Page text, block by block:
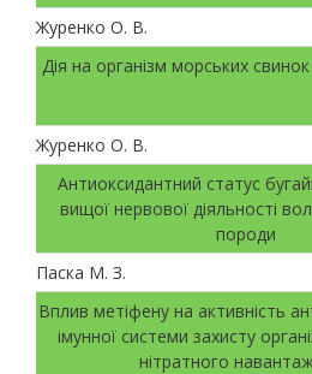
Журенко О. В.
Дія на організм морських свинок
Журенко О. В.
Антиоксидантний статус
вищої нервової діяльності
породи
Паска М. З.
Вплив метіфену на активність
імунної системи захисту
нітратного